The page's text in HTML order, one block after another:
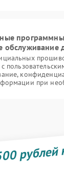
обслуживание
при
рублей